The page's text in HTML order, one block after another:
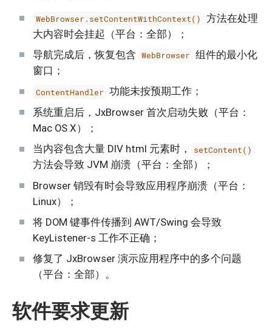
WebBrowser.setContentWithContext()
方法在处理
大内容时会挂起（平台：全部）；
导航完成后，恢复包含 WebBrowser 组件的最小化
窗口；
ContentHandler 功能未按预期工作；
系统重启后，JxBrowser 首次启动失败（平台：
Mac OS X）；
当内容包含大量 DIV html 元素时，
setContent()
方法会导致 JVM 崩溃（平台：全部）；
Browser 销毁有时会导致应用程序崩溃（平台：
Linux）；
将 DOM 键事件传播到 AWT/Swing 会导致
KeyListener-s 工作不正确；
修复了 JxBrowser 演示应用程序中的多个问题
（平台：全部）。
软件要求更新